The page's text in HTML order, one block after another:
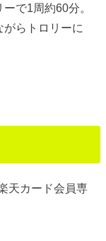
で1周約60分。
らトロリーに
天カード会員専